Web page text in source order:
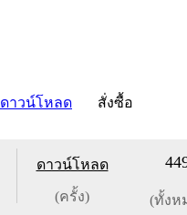
ดาวน์โหลด สั่งซื้อ
ดาวน์โหลด
(ครั้ง) (ทั้งห